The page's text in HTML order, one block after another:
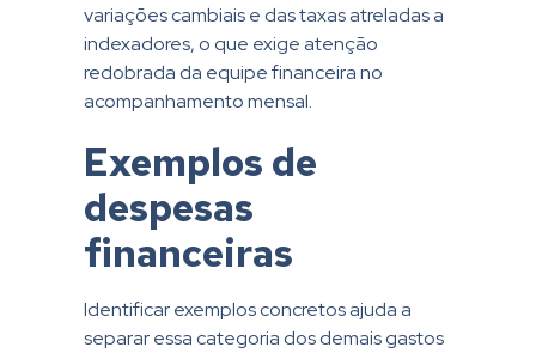
variações cambiais e das taxas atreladas a
indexadores, o que exige atenção
redobrada da equipe financeira no
acompanhamento mensal.
Exemplos de
despesas
financeiras
Identificar exemplos concretos ajuda a
separar essa categoria dos demais gastos